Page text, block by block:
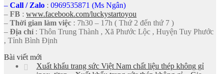
– Call / Zalo : 0969535871 (Ms Ngân)
– FB : www.facebook.com/luckystartoyou
– Thời gian làm việc : 7h30 – 17h ( Thứ 2 đến thứ 7 )
– Địa chỉ : Thôn Trung Thành , Xã Phước Lộc , Huyện Tuy Phước
, Tỉnh Bình Định
Bài viết mới
Xuất khẩu trang sức Việt Nam chất liệu thép không gỉ